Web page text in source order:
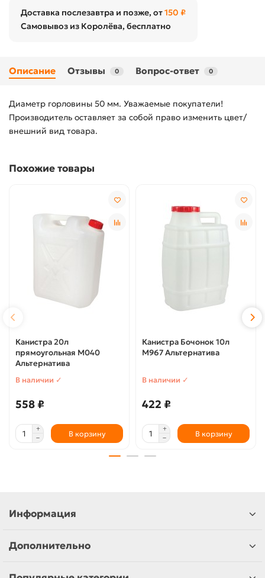
Доставка послезавтра и позже, от150 ₽
Самовывоз из Королёва, бесплатно
Описание Отзывы 0 Вопрос-ответ 0
Диаметр горловины 50 мм. Уважаемые покупатели!
Производитель оставляет за собой право изменить цвет/
внешний вид товара.
Похожие товары
Канистра 20л
прямоугольная М040
Альтернатива
В наличии ✓
558 ₽
В корзину
Канистра Бочонок 10л
М967 Альтернатива
В наличии ✓
422 ₽
В корзину
Информация
Дополнительно